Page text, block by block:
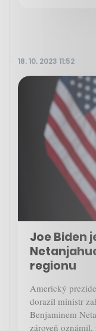
18. 10. 2023 11:52
Joe Biden
regionu
Americký
dorazil ministr
Benjaminem
zároveň